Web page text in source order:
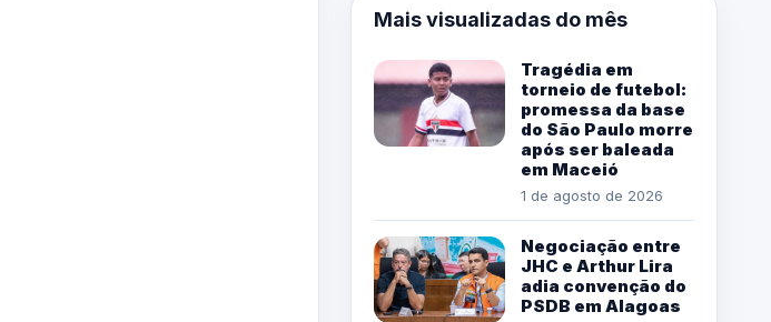
Mais visualizadas do mês
Tragédia em
torneio de futebol:
promessa da base
do São Paulo morre
após ser baleada
em Maceió
1 de agosto de 2026
Negociação entre
JHC e Arthur Lira
adia convenção do
PSDB em Alagoas